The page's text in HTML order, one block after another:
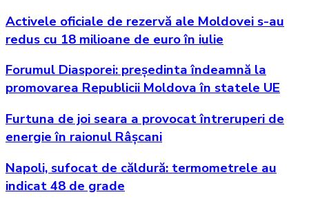
Activele oficiale de rezervă ale Moldovei s-au
redus cu 18 milioane de euro în iulie
Forumul Diasporei: președinta îndeamnă la
promovarea Republicii Moldova în statele UE
Furtuna de joi seara a provocat întreruperi de
energie în raionul Râșcani
Napoli, sufocat de căldură: termometrele au
indicat 48 de grade